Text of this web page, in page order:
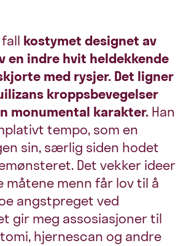
kostymet designet av
en indre hvit heldekkende
med rysjer. Det ligner
kroppsbevegelser
monumental karakter. Han
tempo, som en
sin, særlig siden hodet
Det vekker ideer
måtene menn får lov til å
angstpreget ved
gir meg assosiasjoner til
hjernescan og andre